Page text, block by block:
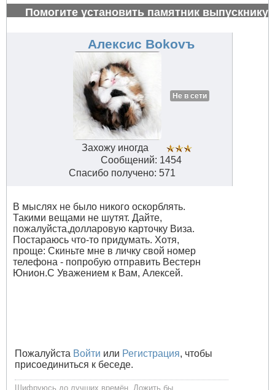
Помогите установить памятник выпускнику
Алексис Bokovъ
Не в сети
Захожу иногда
Сообщений: 1454
Спасибо получено: 571
В мыслях не было никого оскорблять.
Такими вещами не шутят. Дайте,
пожалуйста,долларовую карточку Виза.
Постараюсь что-то придумать. Хотя,
проще: Скиньте мне в личку свой номер
телефона - попробую отправить Вестерн
Юнион.С Уважением к Вам, Алексей.
Пожалуйста Войти или Регистрация, чтобы
присоединиться к беседе.
Шифруюсь до лучших времён. Дожить бы.